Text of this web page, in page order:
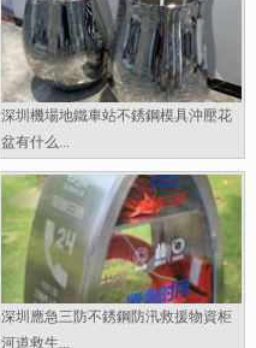
深圳機場地鐵車站不銹鋼模具沖壓花
盆有什么...
深圳應急三防不銹鋼防汛救援物資柜
河道救生...